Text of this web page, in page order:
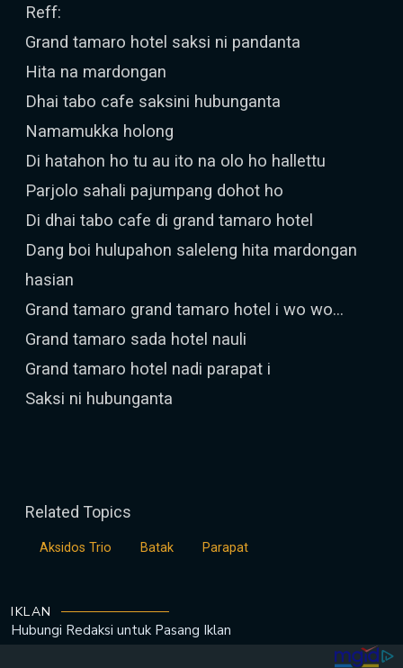
Reff:
Grand tamaro hotel saksi ni pandanta
Hita na mardongan
Dhai tabo cafe saksini hubunganta
Namamukka holong
Di hatahon ho tu au ito na olo ho hallettu
Parjolo sahali pajumpang dohot ho
Di dhai tabo cafe di grand tamaro hotel
Dang boi hulupahon saleleng hita mardongan
hasian
Grand tamaro grand tamaro hotel i wo wo...
Grand tamaro sada hotel nauli
Grand tamaro hotel nadi parapat i
Saksi ni hubunganta
Related Topics
Aksidos Trio Batak Parapat
IKLAN
Hubungi Redaksi untuk Pasang Iklan